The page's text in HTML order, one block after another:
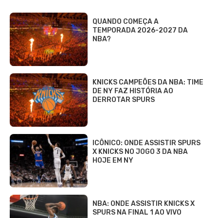
QUANDO COMEÇA A
TEMPORADA 2026-2027 DA
NBA?
KNICKS CAMPEÕES DA NBA: TIME
DE NY FAZ HISTÓRIA AO
DERROTAR SPURS
ICÔNICO: ONDE ASSISTIR SPURS
X KNICKS NO JOGO 3 DA NBA
HOJE EM NY
NBA: ONDE ASSISTIR KNICKS X
SPURS NA FINAL 1 AO VIVO